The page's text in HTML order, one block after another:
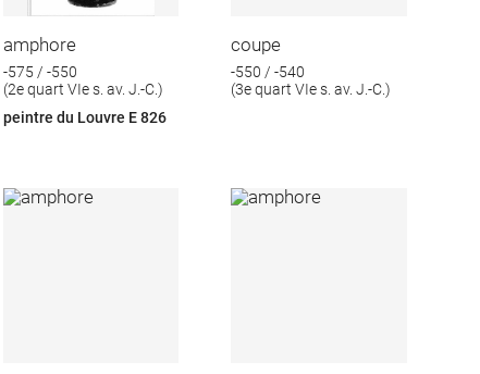
amphore
-575 / -550
(2e quart VIe s. av. J.-C.)
peintre du Louvre E 826
coupe
-550 / -540
(3e quart VIe s. av. J.-C.)